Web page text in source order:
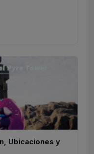
Ubicaciones y